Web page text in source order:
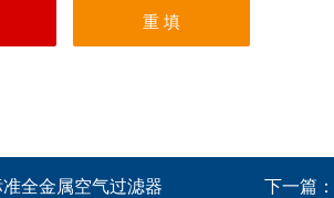
全金属空气过滤器 下一篇：